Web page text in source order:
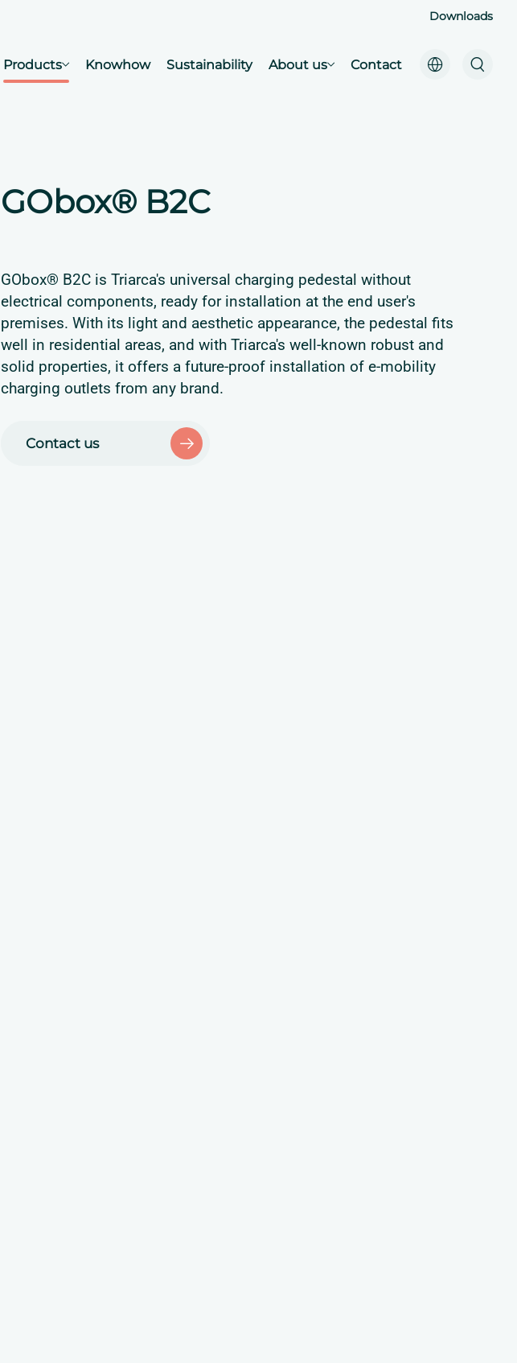
Downloads
Products Knowhow Sustainability About us Contact
GObox® B2C
GObox® B2C is Triarca's universal charging pedestal without
electrical components, ready for installation at the end user's
premises. With its light and aesthetic appearance, the pedestal fits
well in residential areas, and with Triarca's well-known robust and
solid properties, it offers a future-proof installation of e-mobility
charging outlets from any brand.
Contact us